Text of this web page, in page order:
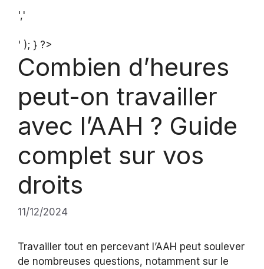
','
' ); } ?>
Combien d’heures
peut-on travailler
avec l’AAH ? Guide
complet sur vos
droits
11/12/2024
Travailler tout en percevant l’AAH peut soulever
de nombreuses questions, notamment sur le